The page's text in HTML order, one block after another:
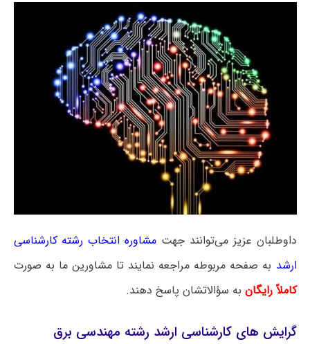
داوطلبان عزیز می‌توانند جهت مشاوره انتخاب رشته کارشناسی
ارشد به صفحه مربوطه مراجعه نمایند تا مشاورین ما به صورت
کاملاً رایگان به سؤالاتشان پاسخ دهند.
گرایش‌ های کارشناسی ارشد رشته مهندسی برق